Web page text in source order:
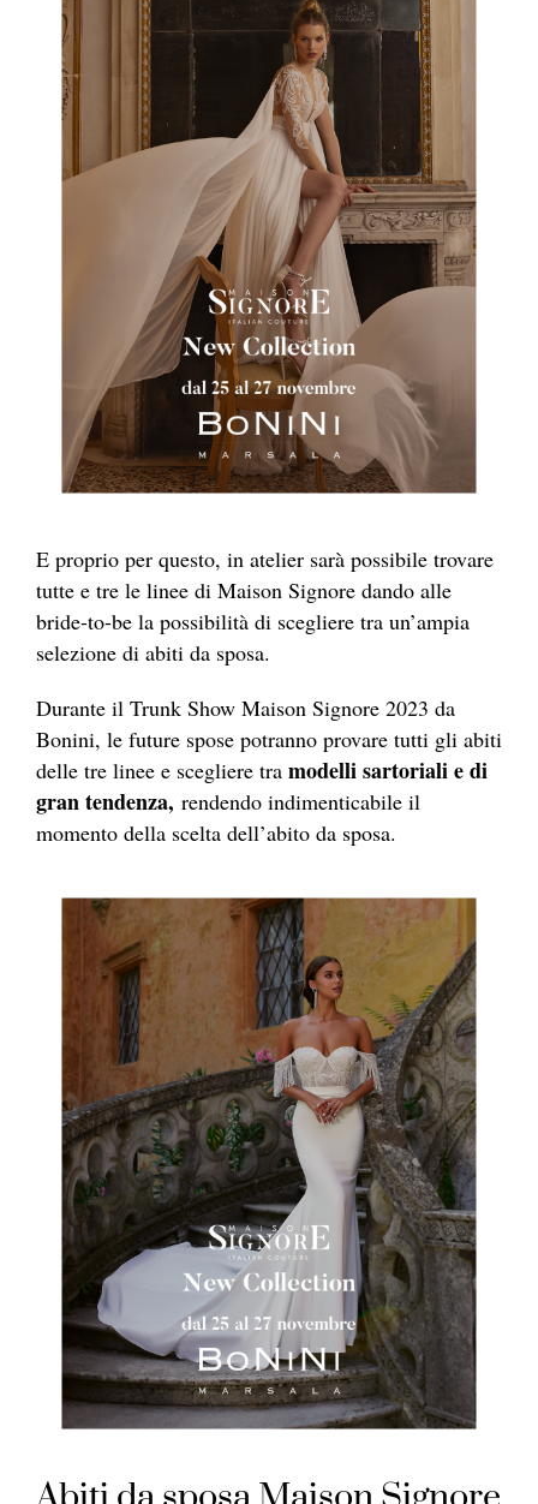
E proprio per questo, in atelier sarà possibile trovare
tutte e tre le linee di Maison Signore dando alle
bride-to-be la possibilità di scegliere tra un’ampia
selezione di abiti da sposa.
Durante il Trunk Show Maison Signore 2023 da
Bonini, le future spose potranno provare tutti gli abiti
delle tre linee e scegliere tra modelli sartoriali e di
gran tendenza, rendendo indimenticabile il
momento della scelta dell’abito da sposa.